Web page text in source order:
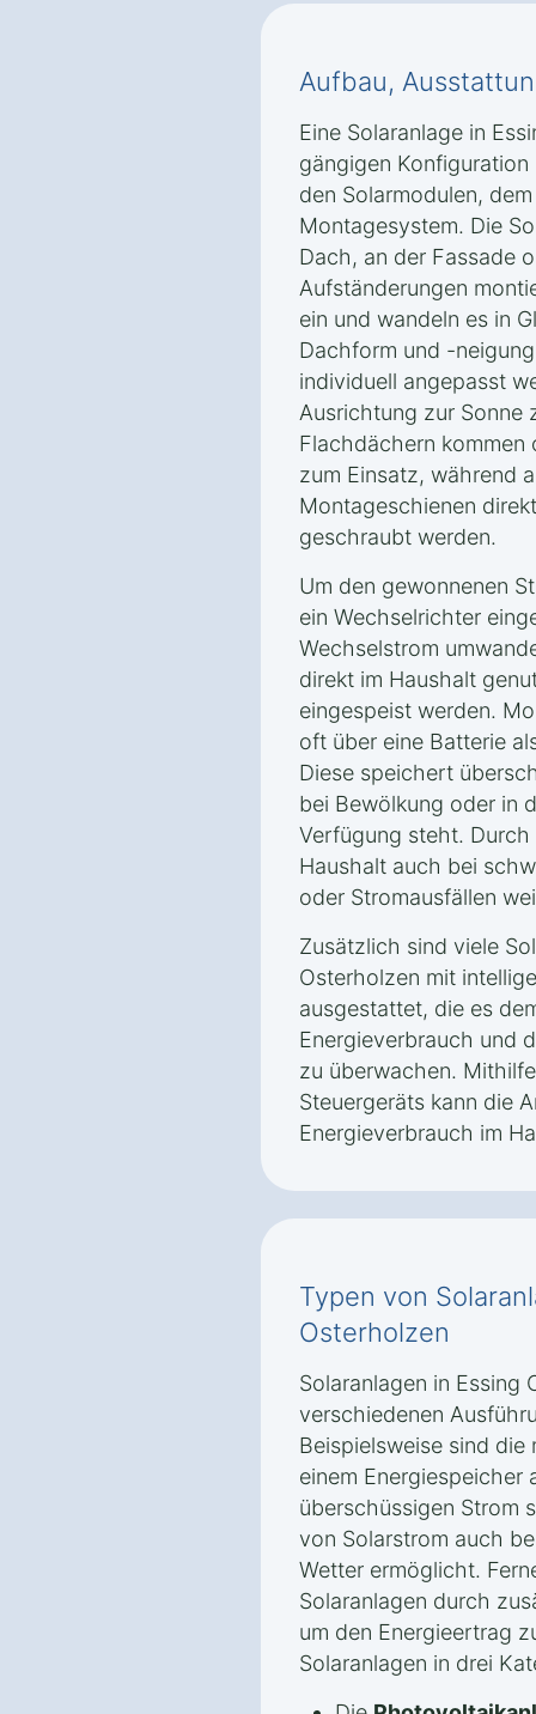
Aufbau,
Eine Solaranlage in
gängigen
den Solarmodulen,
Montagesystem. Die
Dach, an der Fassade
Aufständerungen
ein und wandeln es in
Dachform und -
individuell angepasst
Ausrichtung zur Sonne
Flachdächern
zum Einsatz, während
Montageschienen
geschraubt werden.
Um den gewonnenen
ein Wechselrichter
Wechselstrom
direkt im Haushalt
eingespeist werden.
oft über eine Batterie
Diese speichert
bei Bewölkung oder in
Verfügung steht.
Haushalt auch bei
oder Stromausfällen
Zusätzlich sind viele
Osterholzen mit
ausgestattet, die es
Energieverbrauch und
zu überwachen.
Steuergeräts kann die
Energieverbrauch im
Typen von
Osterholzen
Solaranlagen in Essing
verschiedenen
Beispielsweise sind die
einem Energiespeicher
überschüssigen Strom
von Solarstrom auch
Wetter ermöglicht.
Solaranlagen durch
um den Energieertrag
Solaranlagen in drei